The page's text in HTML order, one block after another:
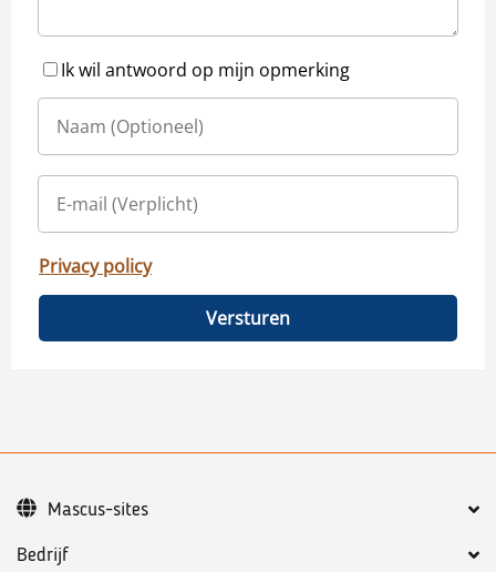
Ik wil antwoord op mijn opmerking
Privacy policy
Versturen
Bedrijf
Mascus-sites